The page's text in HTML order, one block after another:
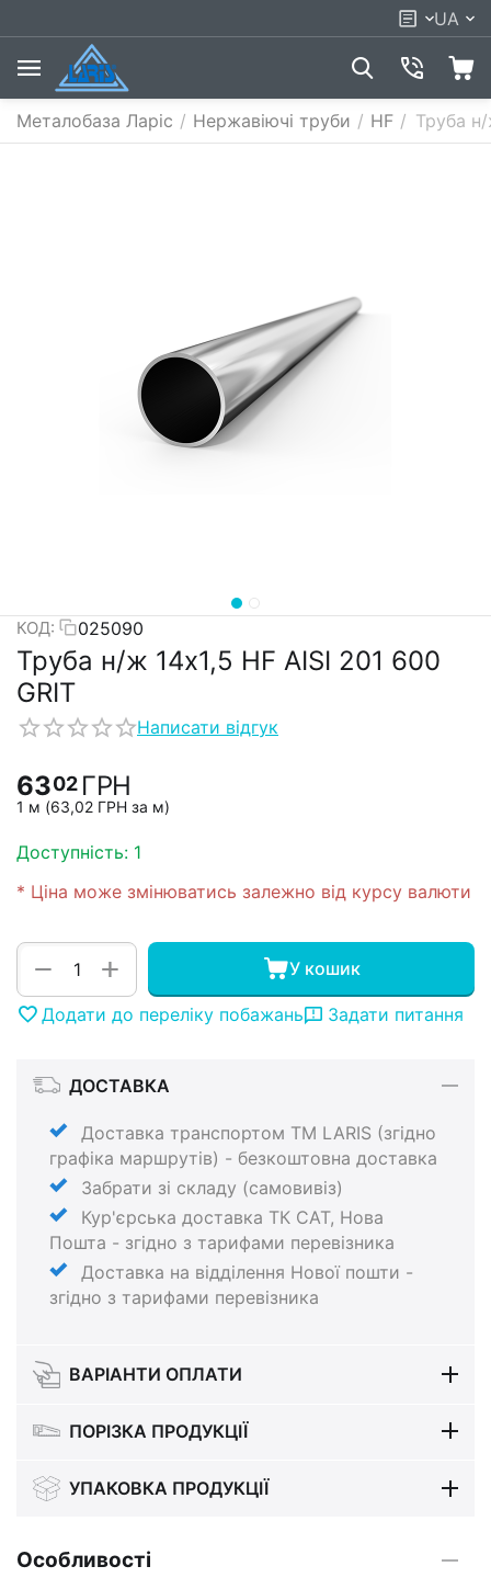
UA
Металобаза Ларіс / Нержавіючі труби / HF / Труба
КОД: 025090
Труба н/ж 14х1,5 HF AISI 201 600
GRIT
Написати відгук
6302 ГРН
1 м (63,02 ГРН за м)
Доступність: 1
* Ціна може змінюватись залежно від курсу валюти
+
− У кошик
Додати до переліку побажань Задати питання
ДОСТАВКА
Доставка транспортом ТМ LARIS (згідно
графіка маршрутів) - безкоштовна доставка
Забрати зі складу (самовивіз)
Кур'єрська доставка ТК САТ, Нова
Пошта - згідно з тарифами перевізника
Доставка на відділення Нової пошти -
згідно з тарифами перевізника
ВАРІАНТИ ОПЛАТИ
ПОРІЗКА ПРОДУКЦІЇ
УПАКОВКА ПРОДУКЦІЇ
Особливості